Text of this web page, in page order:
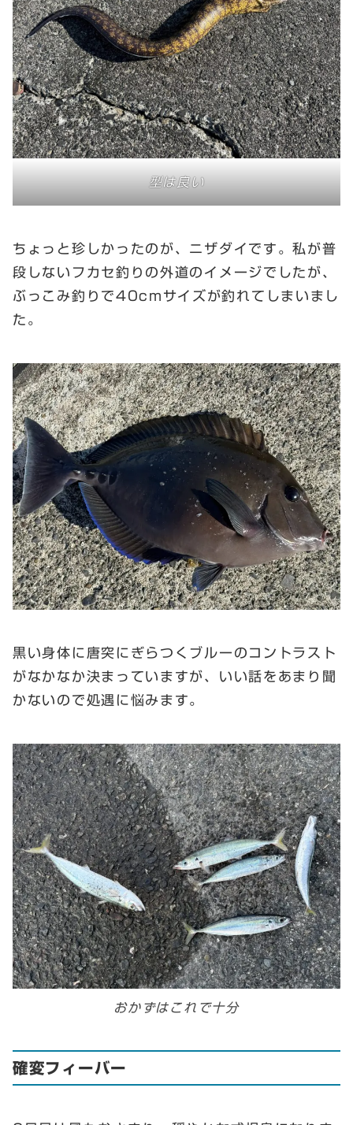
型は良い
ちょっと珍しかったのが、ニザダイです。私が普
段しないフカセ釣りの外道のイメージでしたが、
ぶっこみ釣りで40cmサイズが釣れてしまいまし
た。
黒い身体に唐突にぎらつくブルーのコントラスト
がなかなか決まっていますが、いい話をあまり聞
かないので処遇に悩みます。
おかずはこれで十分
確変フィーバー